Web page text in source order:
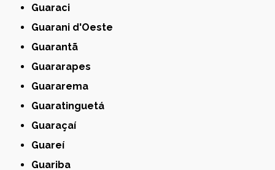
Guaraci
Guarani d'Oeste
Guarantã
Guararapes
Guararema
Guaratinguetá
Guaraçaí
Guareí
Guariba